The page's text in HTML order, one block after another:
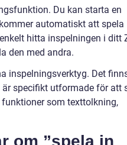
Du kan starta en
automatiskt att spela
hitta inspelningen i ditt
den med andra.
inspelningsverktyg. Det
specifikt utformade för att
som texttolkning,
om ”spela in